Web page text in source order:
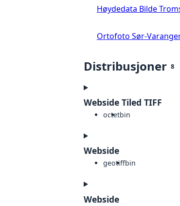
Høydedata Bilde
Ortofoto Sør-
Distribusjoner 8
Webside Tiled TIFF
octetbin
Webside
geotiffbin
Webside